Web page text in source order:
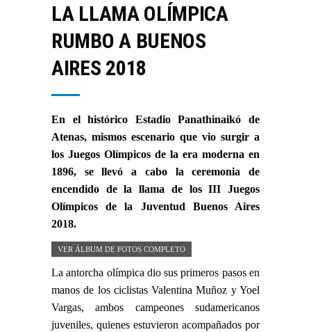
LA LLAMA OLÍMPICA
RUMBO A BUENOS
AIRES 2018
En el histórico Estadio Panathinaikó de
Atenas, mismos escenario que vio surgir a
los Juegos Olímpicos de la era moderna en
1896, se llevó a cabo la ceremonia de
encendido de la llama de los III Juegos
Olímpicos de la Juventud Buenos Aires
2018.
VER ÁLBUM DE FOTOS COMPLETO
La antorcha olímpica dio sus primeros pasos en
manos de los ciclistas Valentina Muñoz y Yoel
Vargas, ambos campeones sudamericanos
juveniles, quienes estuvieron acompañados por